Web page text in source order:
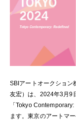
SBIアートオークション
友宏）は、2024年3月9
「Tokyo
ます。東京のアートマ